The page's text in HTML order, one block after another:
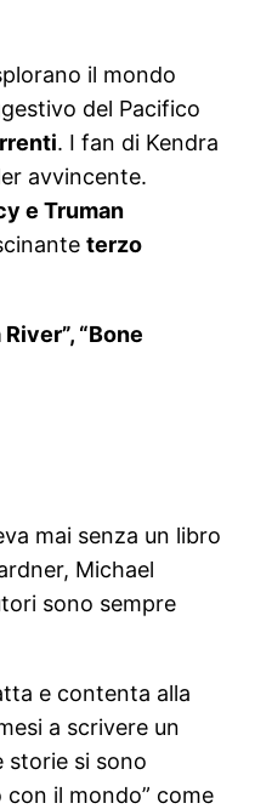
il mondo
del Pacifico
. I fan di Kendra
avvincente.
e Truman
terzo
“Bone
mai senza un libro
Michael
sono sempre
e contenta alla
a scrivere un
storie si sono
il mondo” come